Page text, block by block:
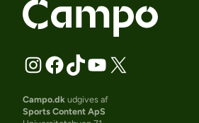
Campo.dk udgives af
Sports Content ApS